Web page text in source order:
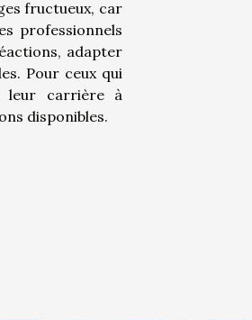
fructueux, car
professionnels
adapter
Pour ceux qui
leur carrière à
disponibles.